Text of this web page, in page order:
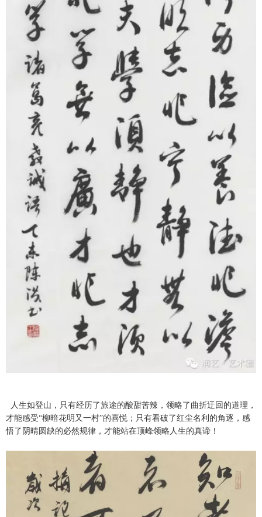
人生如登山，只有经历了旅途的酸甜苦辣，领略了曲折迂回的道理，
才能感受“柳暗花明又一村”的喜悦；只有看破了红尘名利的角逐，感
悟了阴晴圆缺的必然规律，才能站在顶峰领略人生的真谛！